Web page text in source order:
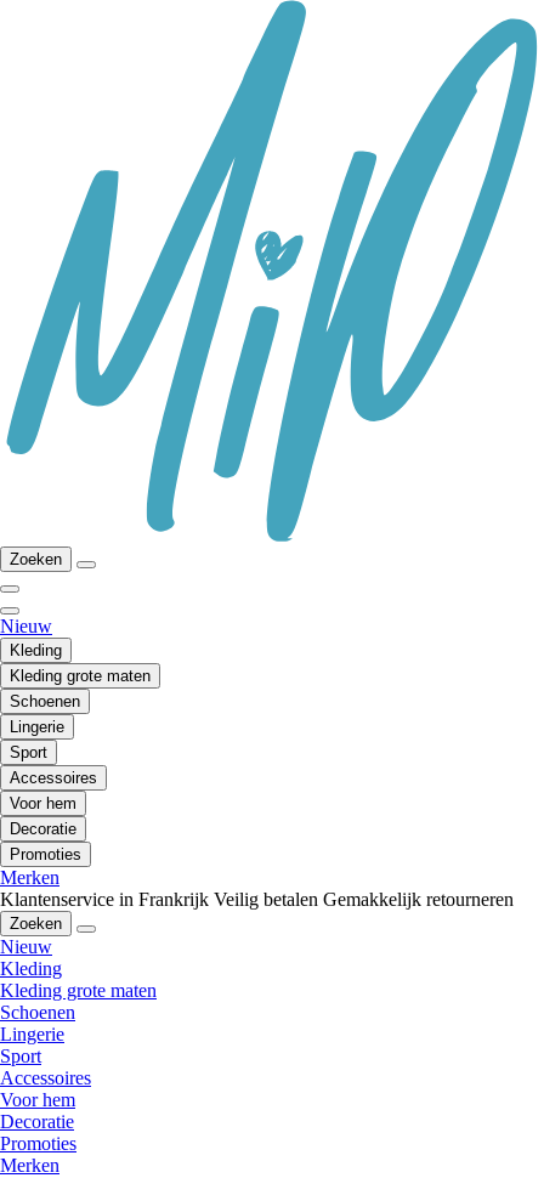
Zoeken
Nieuw
Kleding
Kleding grote maten
Schoenen
Lingerie
Sport
Accessoires
Voor hem
Decoratie
Promoties
Merken
Klantenservice in Frankrijk Veilig betalen Gemakkelijk retourneren
Zoeken
Nieuw
Kleding
Kleding grote maten
Schoenen
Lingerie
Sport
Accessoires
Voor hem
Decoratie
Promoties
Merken